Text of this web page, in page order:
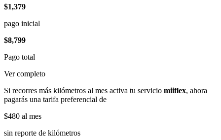
$1,379
pago inicial
$8,799
Pago total
Ver completo
Si recorres más kilómetros al mes activa tu servicio miiflex, ahora
pagarás una tarifa preferencial de
$480 al mes
sin reporte de kilómetros